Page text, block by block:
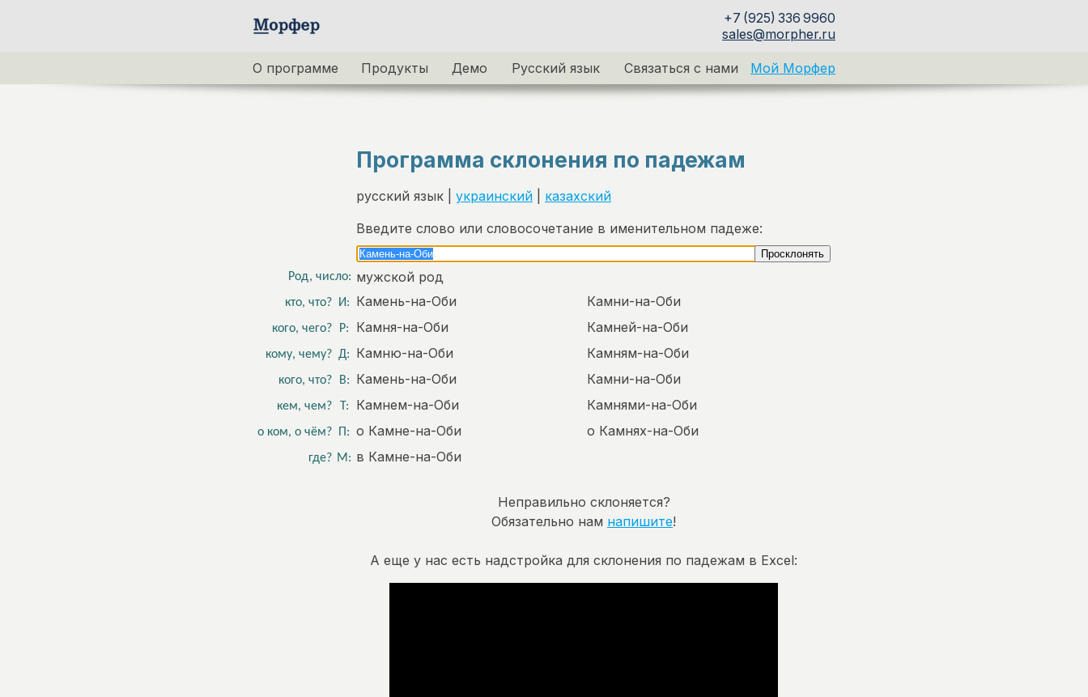
+7 (925) 336 9960
sales@morpher.ru
О программе Продукты Демо Русский язык Связаться с нами Мой Морфер
Программа склонения по падежам
русский язык | украинский
казахский
Введите слово или словосочетание в именительном падеже:
Род, число: мужской род
кто, что? И: Камень-на-Оби Камни-на-Оби
кого, чего? Р: Камня-на-Оби Камней-на-Оби
кому, чему? Д: Камню-на-Оби Камням-на-Оби
кого, что? В: Камень-на-Оби Камни-на-Оби
кем, чем? Т: Камнем-на-Оби Камнями-на-Оби
о ком, о чём? П: о Камне-на-Оби о Камнях-на-Оби
где? М: в Камне-на-Оби
Неправильно склоняется?
Обязательно нам напишите!
А еще у нас есть надстройка для склонения по падежам в Excel: